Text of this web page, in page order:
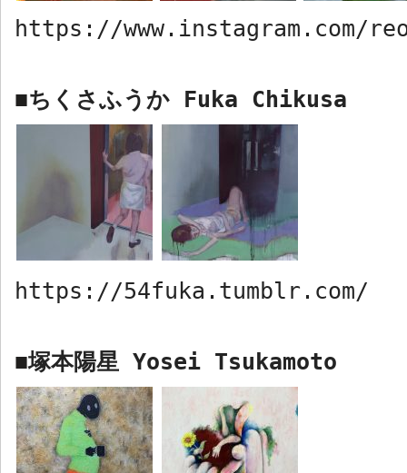
https://www.instagram.com/
■ちくさふうか Fuka Chikusa
https://54fuka.tumblr.com/
■塚本陽星 Yosei Tsukamoto